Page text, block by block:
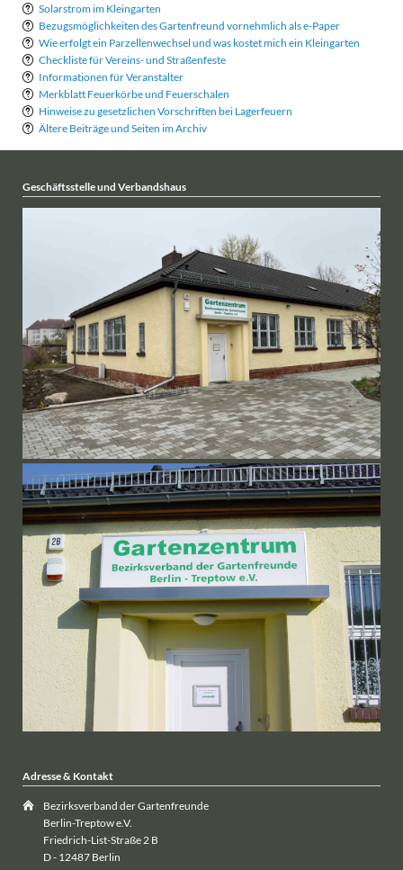
Solarstrom im Kleingarten
Bezugsmöglichkeiten des Gartenfreund vornehmlich als e-Paper
Wie erfolgt ein Parzellenwechsel und was kostet mich ein Kleingarten
Checkliste für Vereins- und Straßenfeste
Informationen für Veranstalter
Merkblatt Feuerkörbe und Feuerschalen
Hinweise zu gesetzlichen Vorschriften bei Lagerfeuern
Ältere Beiträge und Seiten im Archiv
Geschäftsstelle und Verbandshaus
Adresse & Kontakt
Bezirksverband der Gartenfreunde
Berlin-Treptow e.V.
Friedrich-List-Straße 2 B
D - 12487 Berlin